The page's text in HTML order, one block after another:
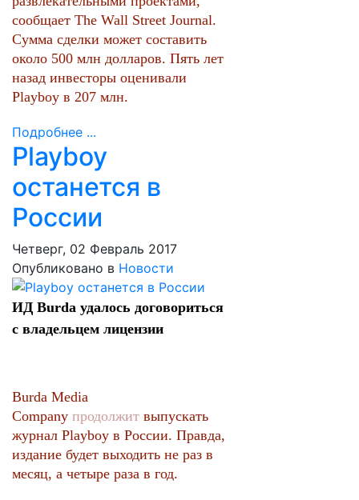
сообщает The Wall Street Journal.
Сумма сделки может составить
около 500 млн долларов. Пять лет
назад инвесторы оценивали
Playboy в 207 млн.
Подробнее ...
Playboy
останется в
России
Четверг, 02 Февраль 2017
Опубликовано в Новости
ИД Burda удалось договориться
с владельцем лицензии
Burda Media
Company продолжит выпускать
журнал Playboy в России. Правда,
издание будет выходить не раз в
месяц, а четыре раза в год.